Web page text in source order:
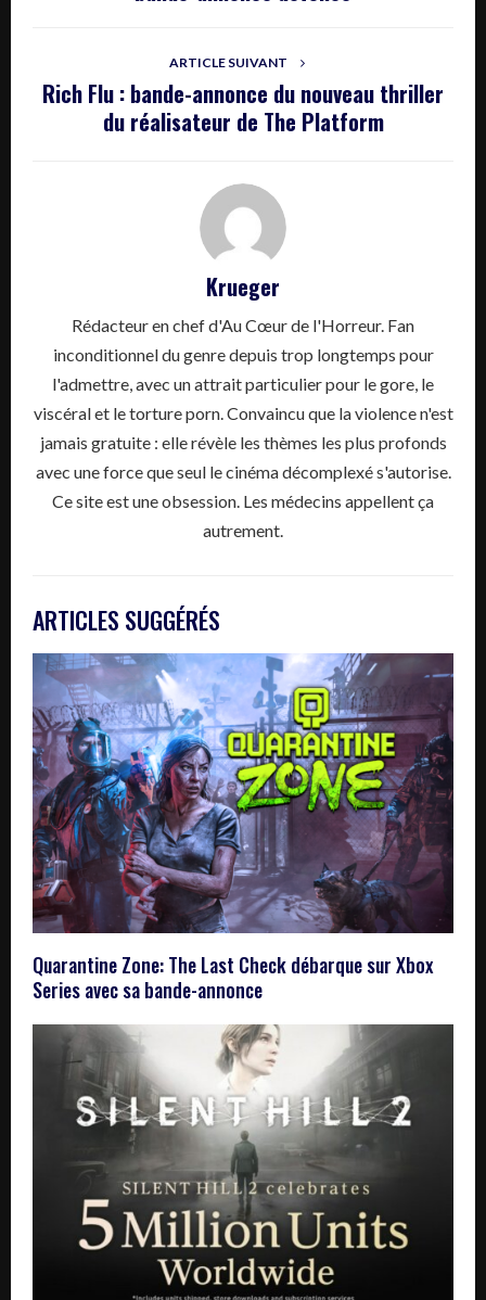
ARTICLE SUIVANT
Rich Flu : bande-annonce du nouveau thriller
du réalisateur de The Platform
Krueger
Rédacteur en chef d'Au Cœur de l'Horreur. Fan
inconditionnel du genre depuis trop longtemps pour
l'admettre, avec un attrait particulier pour le gore, le
viscéral et le torture porn. Convaincu que la violence n'est
jamais gratuite : elle révèle les thèmes les plus profonds
avec une force que seul le cinéma décomplexé s'autorise.
Ce site est une obsession. Les médecins appellent ça
autrement.
ARTICLES SUGGÉRÉS
Quarantine Zone: The Last Check débarque sur Xbox
Series avec sa bande-annonce